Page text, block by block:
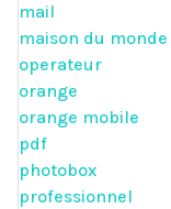
mail
maison du monde
operateur
orange
orange mobile
pdf
photobox
professionnel